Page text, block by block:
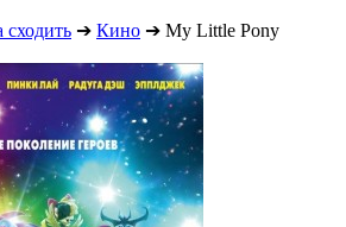
➔ Кино ➔ My Little Pony